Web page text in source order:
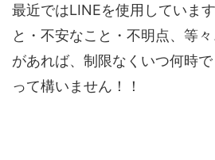
最近ではLINEを使用していま
と・不安なこと・不明点、等
があれば、制限なくいつ何時
って構いません！！